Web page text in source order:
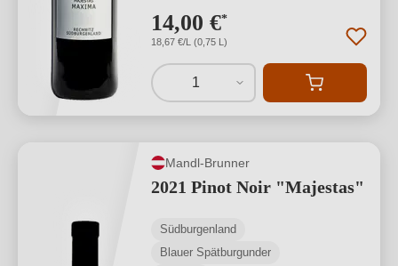
14,00 €*
18,67 €/L (0,75 L)
1
Mandl-Brunner
2021 Pinot Noir "Majestas"
Südburgenland
Blauer Spätburgunder